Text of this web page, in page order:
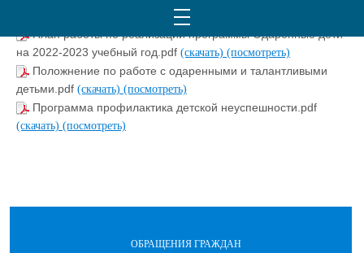
(скачать)(посмотреть)
План работы по реализации программы Одаренные дети
на 2022-2023 учебный год.pdf (скачать) (посмотреть)
Положнение по работе с одаренными и талантливыми
детьми.pdf (скачать) (посмотреть)
Программа профилактика детской неуспешности.pdf
(скачать) (посмотреть)
ОБРАЩЕНИЯ ГРАЖДАН